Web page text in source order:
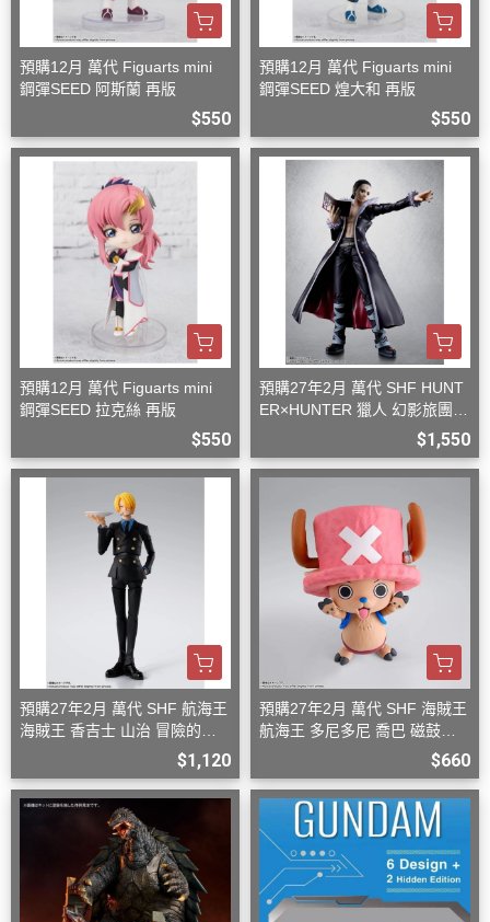
預購12月 萬代 Figuarts mini
鋼彈SEED 阿斯蘭 再版
$550
預購12月 萬代 Figuarts mini
鋼彈SEED 煌大和 再版
$550
預購12月 萬代 Figuarts mini
鋼彈SEED 拉克絲 再版
$550
預購27年2月 萬代 SHF HUNT
ER×HUNTER 獵人 幻影旅團
$1,550
預購27年2月 萬代 SHF 航海王
海賊王 香吉士 山治 冒險的黎
$1,120
預購27年2月 萬代 SHF 海賊王
航海王 多尼多尼 喬巴 磁鼓島
$660